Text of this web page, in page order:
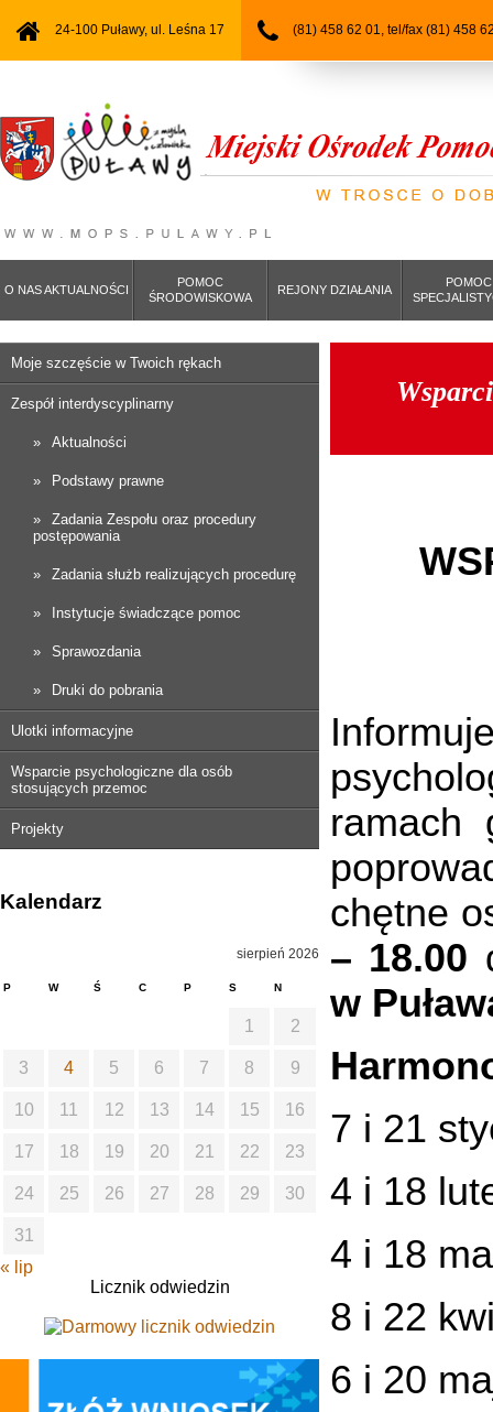
24-100 Puławy, ul. Leśna 17 (81) 458 62 01, tel/fax (81) 458
O NAS AKTUALNOŚCI
POMOC
ŚRODOWISKOWA
REJONY DZIAŁANIA
POMOC
ramach
chętne
– 18.00
w
7 i 21
4 i 18
4 i 18
8 i 22
6 i 20
Moje szczęście w Twoich rękach
Zespół interdyscyplinarny
Aktualności
Podstawy prawne
Zadania Zespołu oraz procedury
postępowania
Zadania służb realizujących procedurę
Instytucje świadczące pomoc
Sprawozdania
Druki do pobrania
Ulotki informacyjne
Wsparcie psychologiczne dla osób
stosujących przemoc
Projekty
Kalendarz
sierpień 2026
P W Ś C P S N
1 2
3 4 5 6 7 8 9
10 11 12 13 14 15 16
17 18 19 20 21 22 23
24 25 26 27 28 29 30
31
« lip
Licznik odwiedzin